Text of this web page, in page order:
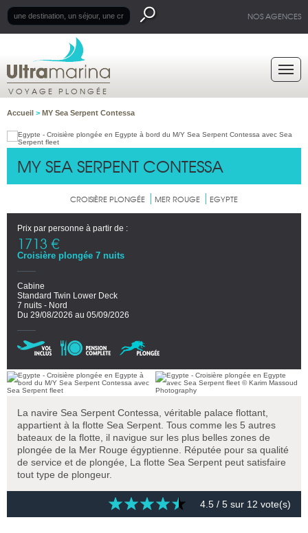
NOS AGENCES
VOYAGE PLONGÉE
Accueil > MY Sea Serpent Contessa
MY SEA SERPENT CONTESSA
CROISIÈRE PLONGÉE MER ROUGE EGYPTE
Prix par personne à partir de :
1713 €
Croisière plongée 7 nuits
Cabine
Standard Twin Lower Deck
7 nuits - Nord
Du 29/08/2026 au 05/09/2026
La navire Sea Serpent Contessa, véritable palace flottant,
appartient à la flotte Sea Serpent. Tous comme les 5 autres
bateaux de la flotte, il navigue sur les plus belles zones de
plongée de la Mer Rouge égyptienne. Réputée pour sa qualité
de service et de plongée, La flotte Sea Serpent peut satisfaire
tout type de plongeur.
4.5 / 5 sur 12 vote(s)